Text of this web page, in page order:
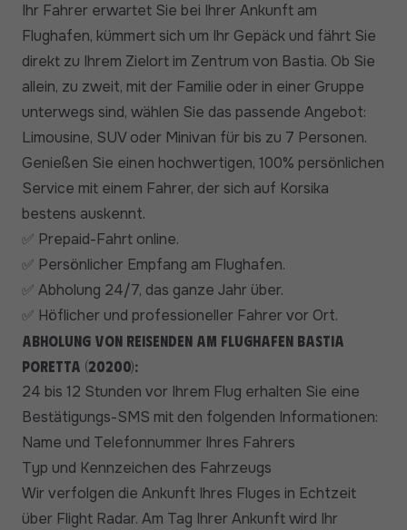
Ihr Fahrer erwartet Sie bei Ihrer Ankunft am
Flughafen, kümmert sich um Ihr Gepäck und fährt Sie
direkt zu Ihrem Zielort im Zentrum von Bastia. Ob Sie
allein, zu zweit, mit der Familie oder in einer Gruppe
unterwegs sind, wählen Sie das passende Angebot:
Limousine, SUV oder Minivan für bis zu 7 Personen.
Genießen Sie einen hochwertigen, 100% persönlichen
Service mit einem Fahrer, der sich auf Korsika
bestens auskennt.
✅ Prepaid-Fahrt online.
✅ Persönlicher Empfang am Flughafen.
✅ Abholung 24/7, das ganze Jahr über.
✅ Höflicher und professioneller Fahrer vor Ort.
Abholung von Reisenden am Flughafen Bastia
Poretta (20200):
24 bis 12 Stunden vor Ihrem Flug erhalten Sie eine
Bestätigungs-SMS mit den folgenden Informationen:
Name und Telefonnummer Ihres Fahrers
Typ und Kennzeichen des Fahrzeugs
Wir verfolgen die Ankunft Ihres Fluges in Echtzeit
über Flight Radar. Am Tag Ihrer Ankunft wird Ihr